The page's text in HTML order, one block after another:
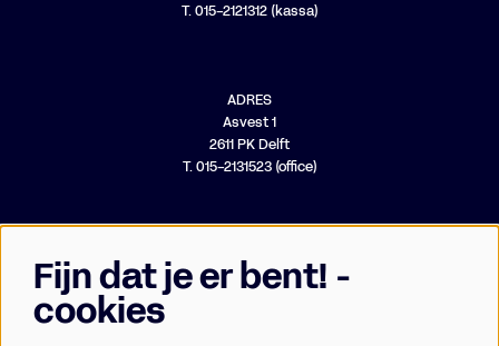
T. 015-2121312 (kassa)
ADRES
Asvest 1
2611 PK Delft
T. 015-2131523 (office)
Fijn dat je er bent! -
cookies